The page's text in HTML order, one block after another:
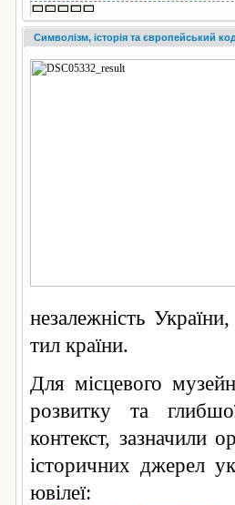
Символізм, історія та європейський
незалежність
тил країни.
Для місцевого
розвитку та
контекст, зазначили
історичних джерел
ювілеї: